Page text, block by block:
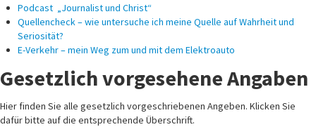
Podcast „Journalist und Christ“
Quellencheck – wie untersuche ich meine Quelle auf Wahrheit und
Seriosität?
E-Verkehr – mein Weg zum und mit dem Elektroauto
Gesetzlich vorgesehene Angaben
Hier finden Sie alle gesetzlich vorgeschriebenen Angeben. Klicken Sie
dafür bitte auf die entsprechende Überschrift.